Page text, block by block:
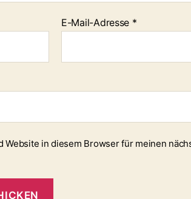
E-Mail-Adresse *
Website in diesem Browser für meinen